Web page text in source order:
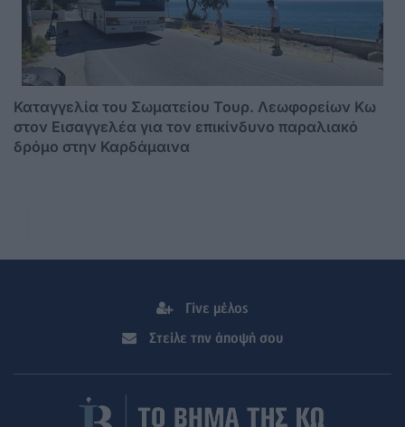
Καταγγελία του Σωματείου Τουρ. Λεωφορείων Κω
στον Εισαγγελέα για τον επικίνδυνο παραλιακό
δρόμο στην Καρδάμαινα
Γίνε μέλος
Στείλε την άποψή σου